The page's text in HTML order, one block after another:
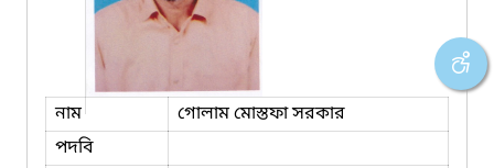
নাম
গোলাম মোস্তফা সরকার
পদবি